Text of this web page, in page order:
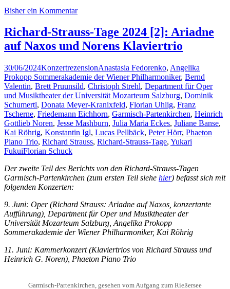
Bisher ein Kommentar
Richard-Strauss-Tage 2024 [2]: Ariadne
auf Naxos und Norens Klaviertrio
30/06/2024KonzertrezensionAnastasia Fedorenko, Angelika
Prokopp Sommerakademie der Wiener Philharmoniker, Bernd
Valentin, Brett Pruunsild, Christoph Strehl, Department für Oper
und Musiktheater der Universität Mozarteum Salzburg, Dominik
Schumertl, Donata Meyer-Kranixfeld, Florian Uhlig, Franz
Tscherne, Friedemann Eichhorn, Garmisch-Partenkirchen, Heinrich
Gottlieb Noren, Jesse Mashburn, Julia Maria Eckes, Juliane Banse,
Kai Röhrig, Konstantin Igl, Lucas Pellbäck, Peter Hörr, Phaeton
Piano Trio, Richard Strauss, Richard-Strauss-Tage, Yukari
FukuiFlorian Schuck
Der zweite Teil des Berichts von den Richard-Strauss-Tagen
Garmisch-Partenkirchen (zum ersten Teil siehe hier) befasst sich mit
folgenden Konzerten:
9. Juni: Oper (Richard Strauss: Ariadne auf Naxos, konzertante
Aufführung), Department für Oper und Musiktheater der
Universität Mozarteum Salzburg, Angelika Prokopp
Sommerakademie der Wiener Philharmoniker, Kai Röhrig
11. Juni: Kammerkonzert (Klaviertrios von Richard Strauss und
Heinrich G. Noren), Phaeton Piano Trio
Garmisch-Partenkirchen, gesehen vom Aufgang zum Rießersee